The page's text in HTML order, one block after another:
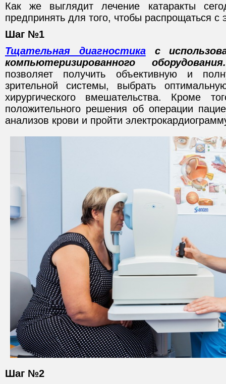
Как же выглядит лечение катаракты
предпринять для того, чтобы распрощаться с
Шаг №1
Тщательная диагностикас
компьютеризированного оборудования.
позволяет получить объективную и
зрительной системы, выбрать
хирургического вмешательства. Кроме
положительного решения об операции
анализов крови и пройти
Шаг №2